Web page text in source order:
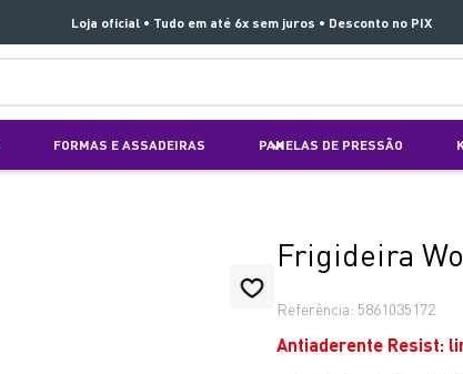
Loja oficial • Tudo em até 6x sem juros • Desconto no PIX
FORMAS E ASSADEIRAS PANELAS DE PRESSÃO
Frigideira
Referência: 5861035172
Antiaderente Resist: